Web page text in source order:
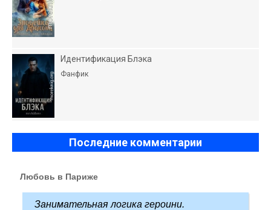
Идентификация Блэка
Фанфик
Последние комментарии
Любовь в Париже
Занимательная логика героини.